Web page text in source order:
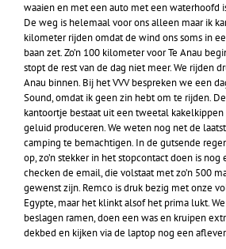
waaien en met een auto met een waterhoofd
De weg is helemaal voor ons alleen maar ik
kilometer rijden omdat de wind ons soms in
baan zet. Zo’n 100 kilometer voor Te Anau
stopt de rest van de dag niet meer. We rijden
Anau binnen. Bij het VVV bespreken we een
Sound, omdat ik geen zin hebt om te rijden.
kantoortje bestaat uit een tweetal
geluid produceren. We weten nog net de
camping te bemachtigen. In de gutsende
op, zo’n stekker in het stopcontact doen is nog
checken de email, die volstaat met zo’n 500
gewenst zijn. Remco is druk bezig met onze
Egypte, maar het klinkt alsof het prima lukt.
beslagen ramen, doen een was en kruipen
dekbed en kijken via de laptop nog een